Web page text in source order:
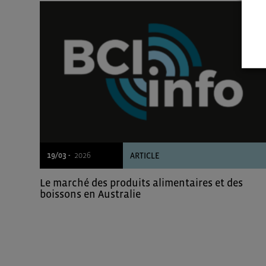
19/03 - 2026 ARTICLE
Le marché des produits alimentaires et des
boissons en Australie